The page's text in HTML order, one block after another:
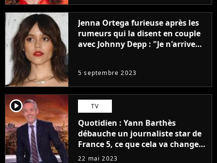
Jenna Ortega furieuse après les
rumeurs qui la disent en couple
avec Johnny Depp : "Je n'arrive
5 septembre 2023
player2 TV
Quotidien : Yann Barthès
débauche un journaliste star de
France 5, ce que cela va changer
à la rentrée
22 mai 2023